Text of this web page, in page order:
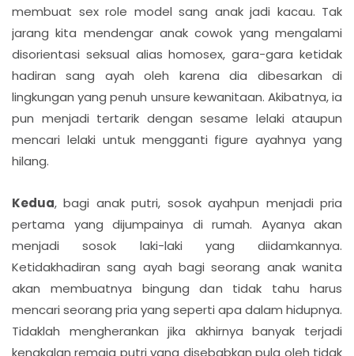
membuat sex role model sang anak jadi kacau. Tak
jarang kita mendengar anak cowok yang mengalami
disorientasi seksual alias homosex, gara-gara ketidak
hadiran sang ayah oleh karena dia dibesarkan di
lingkungan yang penuh unsure kewanitaan. Akibatnya, ia
pun menjadi tertarik dengan sesame lelaki ataupun
mencari lelaki untuk mengganti figure ayahnya yang
hilang.
Kedua, bagi anak putri, sosok ayahpun menjadi pria
pertama yang dijumpainya di rumah. Ayanya akan
menjadi sosok laki-laki yang diidamkannya.
Ketidakhadiran sang ayah bagi seorang anak wanita
akan membuatnya bingung dan tidak tahu harus
mencari seorang pria yang seperti apa dalam hidupnya.
Tidaklah mengherankan jika akhirnya banyak terjadi
kenakalan remaja putri yang disebabkan pula oleh tidak